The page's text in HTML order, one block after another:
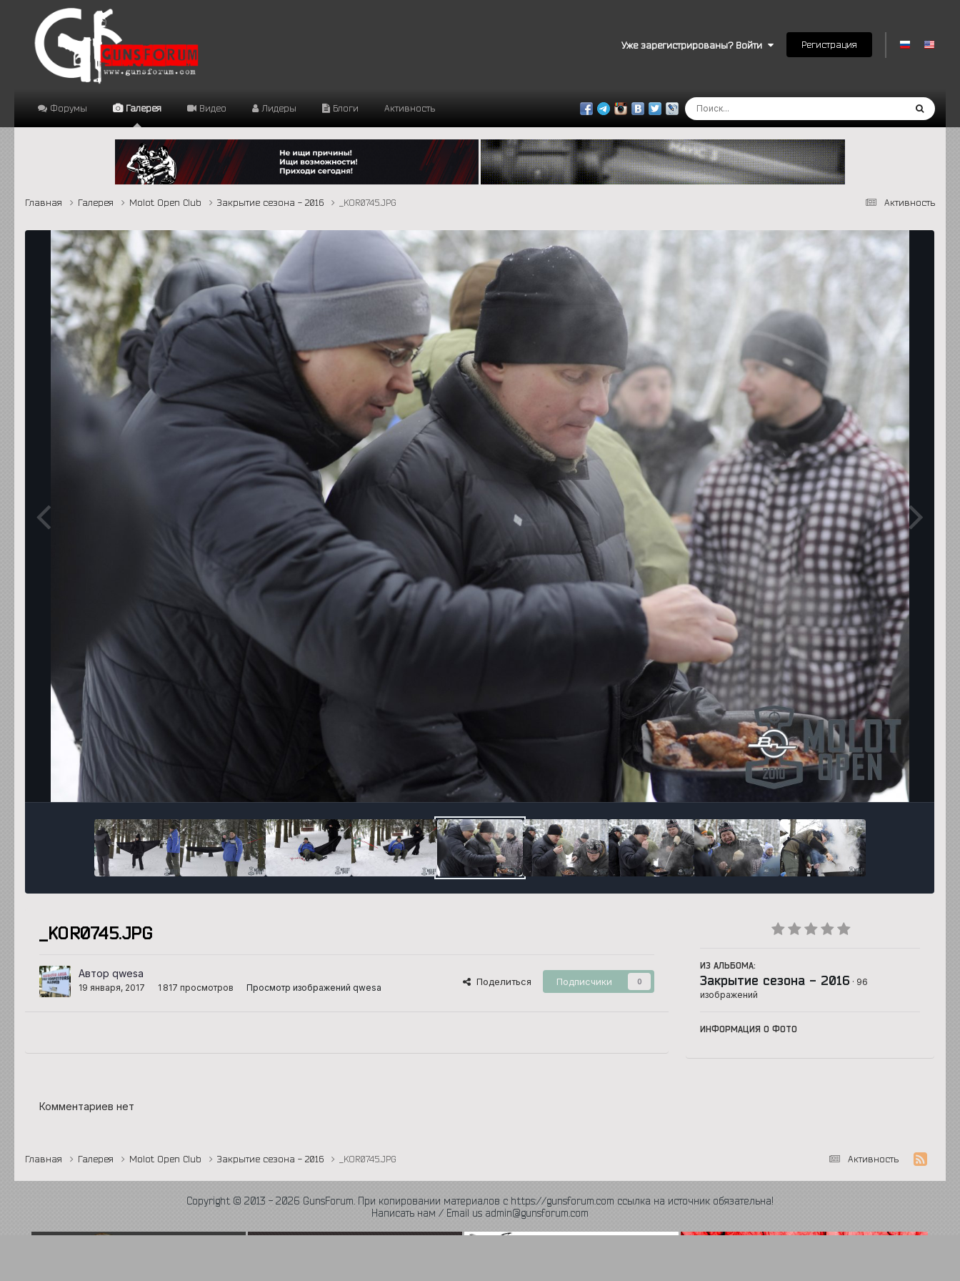
Уже зарегистрированы? Войти Регистрация
Форумы Галерея Видео Лидеры Блоги Активность
Активность
Главная Галерея Molot Open Club Закрытие сезона - 2016 _KOR0745.JPG
Инструменты
_KOR0745.JPG
Автор qwesa
19 января, 2017 1 817 просмотров Просмотр изображений qwesa
Поделиться Подписчики 0
ИЗ АЛЬБОМА:
Закрытие сезона - 2016 · 96
изображений
ИНФОРМАЦИЯ О ФОТО
Комментариев нет
Активность
Главная Галерея Molot Open Club Закрытие сезона - 2016 _KOR0745.JPG
Copyright © 2013 - 2026 GunsForum. При копировании материалов с https://gunsforum.com ссылка на источник обязательна!
Написать нам / Email us admin@gunsforum.com